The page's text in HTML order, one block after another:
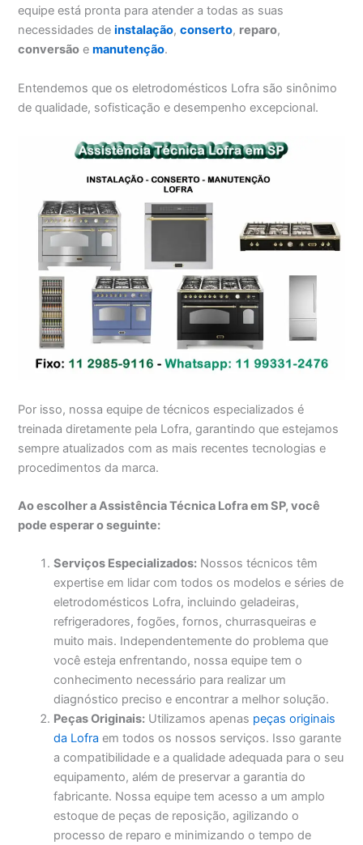
equipe está pronta para atender a todas as suas
necessidades deinstalação,conserto, reparo,
conversão emanutenção.
Entendemos que os eletrodomésticos Lofra são sinônimo
de qualidade, sofisticação e desempenho excepcional.
Por isso, nossa equipe de técnicos especializados é
treinada diretamente pela Lofra, garantindo que estejamos
sempre atualizados com as mais recentes tecnologias e
procedimentos da marca.
Ao escolher a Assistência Técnica Lofra em SP, você
pode esperar o seguinte:
Serviços Especializados: Nossos técnicos têm
expertise em lidar com todos os modelos e séries de
eletrodomésticos Lofra, incluindo geladeiras,
refrigeradores, fogões, fornos, churrasqueiras e
muito mais. Independentemente do problema que
você esteja enfrentando, nossa equipe tem o
conhecimento necessário para realizar um
diagnóstico preciso e encontrar a melhor solução.
Peças Originais: Utilizamos apenas peças originais
da Lofra em todos os nossos serviços. Isso garante
a compatibilidade e a qualidade adequada para o seu
equipamento, além de preservar a garantia do
fabricante. Nossa equipe tem acesso a um amplo
estoque de peças de reposição, agilizando o
processo de reparo e minimizando o tempo de